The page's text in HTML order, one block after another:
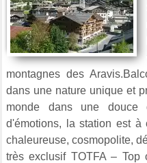
montagnes des
dans une nature unique et
monde dans une douce
d'émotions, la station est
chaleureuse, cosmopolite,
très exclusif TOTFA –